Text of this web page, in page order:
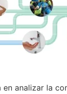
en analizar la